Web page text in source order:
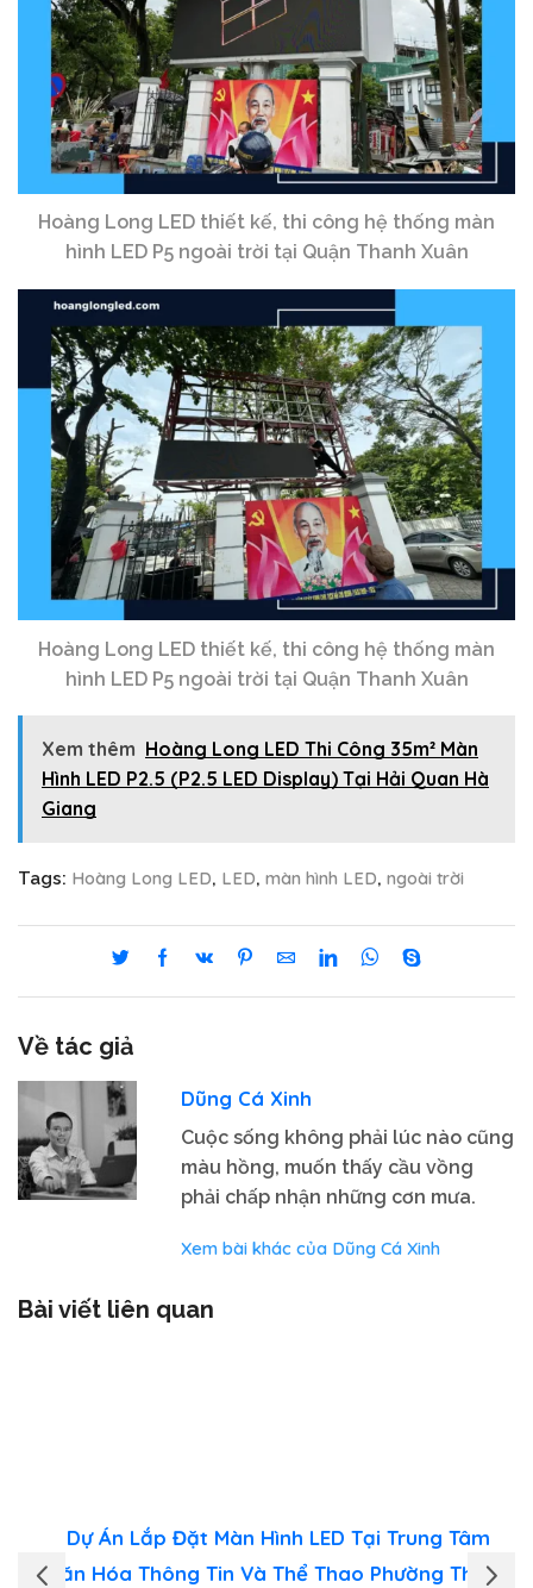
Hoàng Long LED thiết kế, thi công hệ thống màn
hình LED P5 ngoài trời tại Quận Thanh Xuân
Hoàng Long LED thiết kế, thi công hệ thống màn
hình LED P5 ngoài trời tại Quận Thanh Xuân
Xem thêm Hoàng Long LED Thi Công 35m² Màn
Hình LED P2.5 (P2.5 LED Display) Tại Hải Quan Hà
Giang
Tags: Hoàng Long LED, LED, màn hình LED, ngoài trời
Về tác giả
Dũng Cá Xinh
Cuộc sống không phải lúc nào cũng
màu hồng, muốn thấy cầu vồng
phải chấp nhận những cơn mưa.
Xem bài khác của Dũng Cá Xinh
Bài viết liên quan
Dự Án Lắp Đặt Màn Hình LED Tại Trung Tâm
Văn Hóa Thông Tin Và Thể Thao Phường Thanh